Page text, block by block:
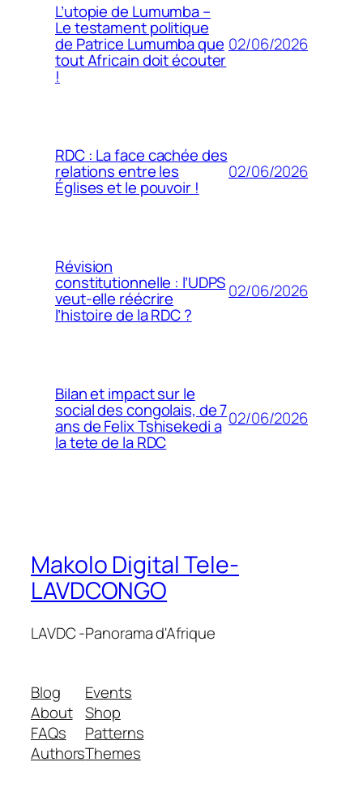
L’utopie de Lumumba –
Le testament politique
de Patrice Lumumba que
tout Africain doit écouter
!
02/06/2026
RDC : La face cachée des
relations entre les
Églises et le pouvoir !
02/06/2026
Révision
constitutionnelle : l’UDPS
veut-elle réécrire
l’histoire de la RDC ?
02/06/2026
Bilan et impact sur le
social des congolais, de 7
ans de Felix Tshisekedi a
la tete de la RDC
02/06/2026
Makolo Digital Tele-
LAVDCONGO
LAVDC -Panorama d'Afrique
Blog
About
FAQs
Authors
Events
Shop
Patterns
Themes